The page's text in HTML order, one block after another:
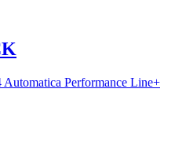
Performance Line+